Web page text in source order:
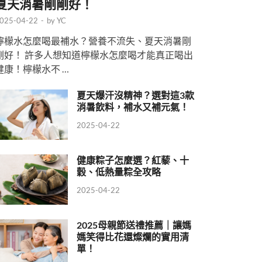
天消暑剛剛好！
04-22 - byYC
檬水怎麼喝最補水？營養不流失、夏天消暑剛
好！ 許多人想知道檸檬水怎麼喝才能真正喝出
康！檸檬水不 …
夏天爆汗沒精神？選對這3款
消暑飲料，補水又補元氣！
2025-04-22
健康粽子怎麼選？紅藜、十
穀、低熱量粽全攻略
2025-04-22
2025母親節送禮推薦｜讓媽
媽笑得比花還燦爛的實用清
單！